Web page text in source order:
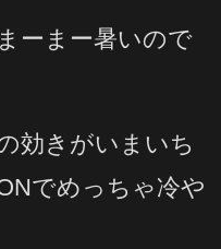
ーまー暑いので
効きがいまいち
でめっちゃ冷や